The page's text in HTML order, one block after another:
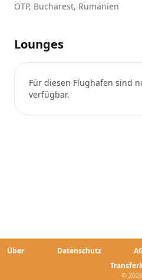
OTP, Bucharest, Rumänien
Lounges
Für diesen Flughafen sind
verfügbar.
Über Datenschutz
© 2026